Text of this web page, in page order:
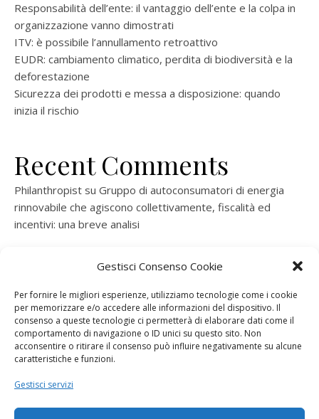
Gestisci Consenso Cookie
Per fornire le migliori esperienze, utilizziamo tecnologie come i cookie
per memorizzare e/o accedere alle informazioni del dispositivo. Il
consenso a queste tecnologie ci permetterà di elaborare dati come il
comportamento di navigazione o ID unici su questo sito. Non
acconsentire o ritirare il consenso può influire negativamente su alcune
caratteristiche e funzioni.
Gestisci servizi
Responsabilità dell’ente: il vantaggio dell’ente e la colpa in
organizzazione vanno dimostrati
ITV: è possibile l’annullamento retroattivo
EUDR: cambiamento climatico, perdita di biodiversità e la
deforestazione
Sicurezza dei prodotti e messa a disposizione: quando
inizia il rischio
Recent Comments
Philanthropist su Gruppo di autoconsumatori di energia
rinnovabile che agiscono collettivamente, fiscalità ed
incentivi: una breve analisi
rinnovabile che agiscono collettivamente, fiscalità ed
ramatogelsuGruppo di autoconsumatori di energia
rinnovabile che agiscono collettivamente, fiscalità ed
incentivi: una breve analisi
consorzio per la produzione di energia elettrica